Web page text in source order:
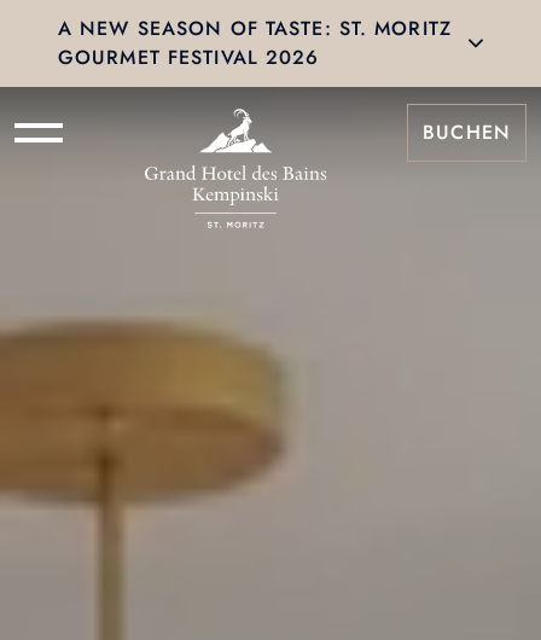
A NEW SEASON OF TASTE: ST. MORITZ
GOURMET FESTIVAL 2026
BUCHEN